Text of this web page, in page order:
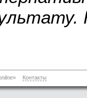
» Контакты